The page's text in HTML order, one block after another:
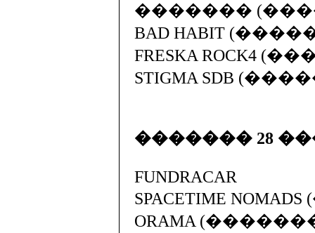
�������
BAD HABIT
FRESKA ROCK4
STIGMA SDB
������� 28
FUNDRACAR
SPACETIME
ORAMA